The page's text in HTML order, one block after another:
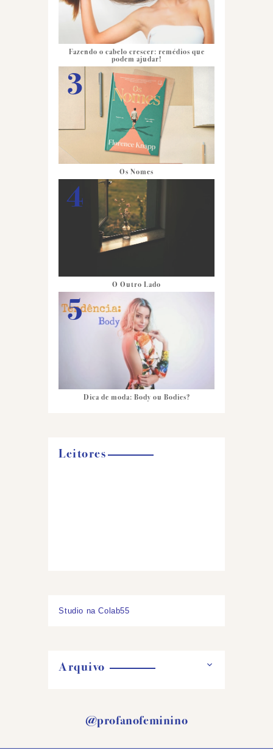
Fazendo o cabelo crescer: remédios que
podem ajudar!
Os Nomes
O Outro Lado
Dica de moda: Body ou Bodies?
Leitores
Studio na Colab55
Arquivo
@profanofeminino